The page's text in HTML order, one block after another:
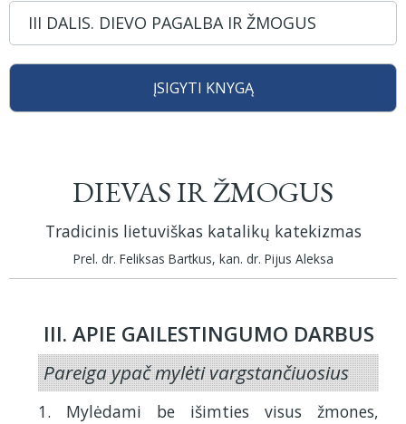
III DALIS. DIEVO PAGALBA IR ŽMOGUS
ĮSIGYTI KNYGĄ
DIEVAS IR ŽMOGUS
Tradicinis lietuviškas katalikų katekizmas
Prel. dr. Feliksas Bartkus, kan. dr. Pijus Aleksa
III. APIE GAILESTINGUMO DARBUS
Pareiga ypač mylėti vargstančiuosius
1. Mylėdami be išimties visus žmones,